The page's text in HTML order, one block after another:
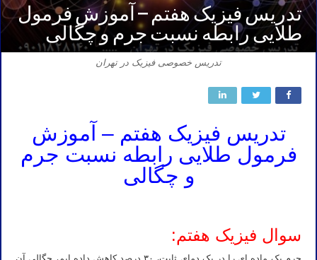
تدریس فیزیک هفتم – آموزش فرمول
طلایی رابطه نسبت جرم و چگالی
تدریس خصوصی فیزیک در تهران
تدریس فیزیک هفتم – آموزش
فرمول طلایی رابطه نسبت جرم
و چگالی
سوال فیزیک هفتم: